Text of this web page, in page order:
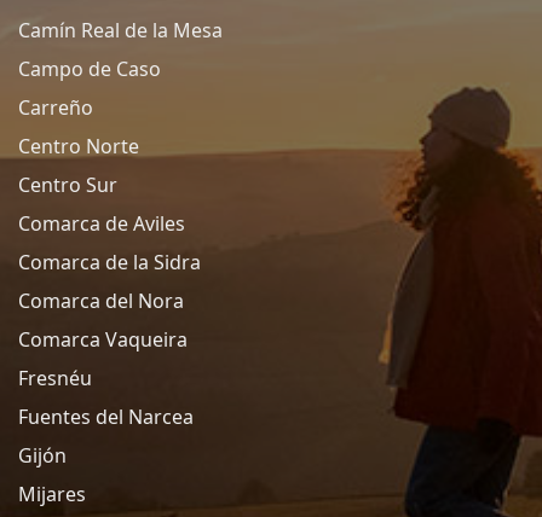
Camín Real de la Mesa
Campo de Caso
Carreño
Centro Norte
Centro Sur
Comarca de Aviles
Comarca de la Sidra
Comarca del Nora
Comarca Vaqueira
Fresnéu
Fuentes del Narcea
Gijón
Mijares